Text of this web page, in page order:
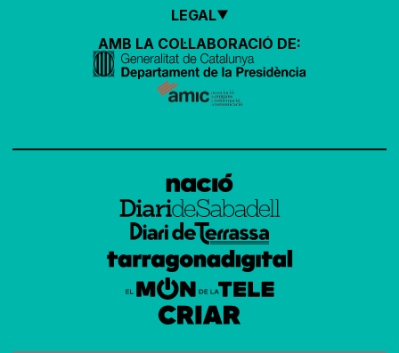
LEGAL
AMB LA COL·LABORACIÓ DE: